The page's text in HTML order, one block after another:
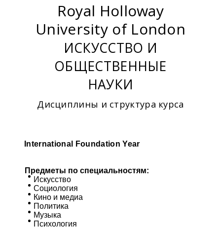
Royal Holloway
University of London
ИСКУССТВО И
ОБЩЕСТВЕННЫЕ
НАУКИ
Дисциплины и структура курса
International Foundation Year
Предметы по специальностям:
Искусство
Социология
Кино и медиа
Политика
Музыка
Психология